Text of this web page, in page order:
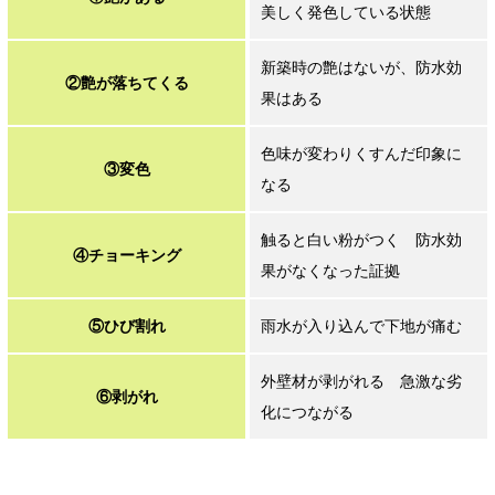
美しく発色している状態
②艶が落ちてくる
新築時の艶はないが、防水効
果はある
③変色
色味が変わりくすんだ印象に
なる
④チョーキング
触ると白い粉がつく 防水効
果がなくなった証拠
⑤ひび割れ 雨水が入り込んで下地が痛む
⑥剥がれ
外壁材が剥がれる 急激な劣
化につながる